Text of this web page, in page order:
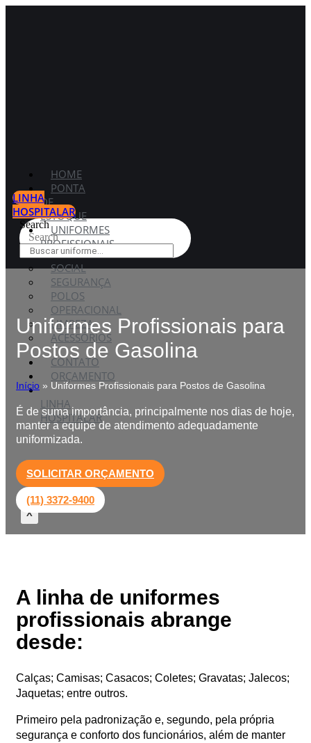
HOME
PONTA
DE
ESTOQUE
UNIFORMES
PROFISSIONAIS
SOCIAL
SEGURANÇA
POLOS
OPERACIONAL
LIMPEZA
ACESSÓRIOS
CONTATO
ORÇAMENTO
LINHA
HOSPITALAR
X
LINHA
HOSPITALAR
Search
Search
Uniformes Profissionais para
Postos de Gasolina
Início » Uniformes Profissionais para Postos de Gasolina
É de suma importância, principalmente nos dias de hoje,
manter a equipe de atendimento adequadamente
uniformizada.
SOLICITAR ORÇAMENTO
(11) 3372-9400
A linha de uniformes
profissionais abrange
desde:
Calças; Camisas; Casacos; Coletes; Gravatas; Jalecos;
Jaquetas; entre outros.
Primeiro pela padronização e, segundo, pela própria
segurança e conforto dos funcionários, além de manter